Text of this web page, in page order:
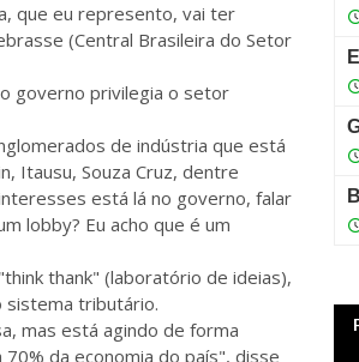
que eu represento, vai ter
(Central Brasileira do Setor
governo privilegia o setor
de indústria que está
Itausu, Souza Cruz, dentre
está lá no governo, falar
lobby? Eu acho que é um
thank" (laboratório de ideias),
sistema tributário.
mas está agindo de forma
da economia do país", disse